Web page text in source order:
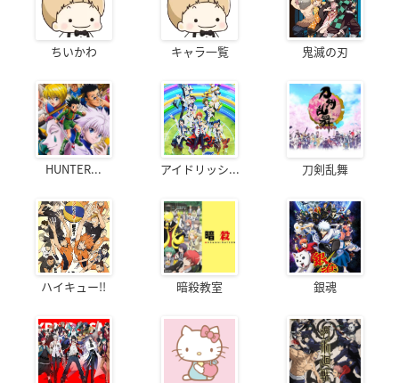
ちいかわ キャラ一覧 鬼滅の刃
HUNTER... アイドリッシ... 刀剣乱舞
ハイキュー!! 暗殺教室 銀魂